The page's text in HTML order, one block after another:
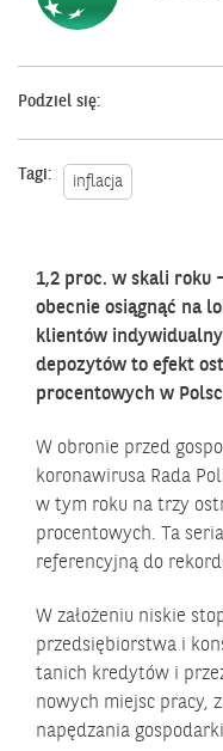
Tagi: inflacja
Podziel się:
1,2 proc. w skali roku
obecnie osiągnąć na
klientów
depozytów to efekt
procentowych w
W obronie przed
koronawirusa Rada
w tym roku na trzy
procentowych. Ta
referencyjną do
W założeniu niskie
przedsiębiorstwa i
tanich kredytów i
nowych miejsc pracy,
napędzania